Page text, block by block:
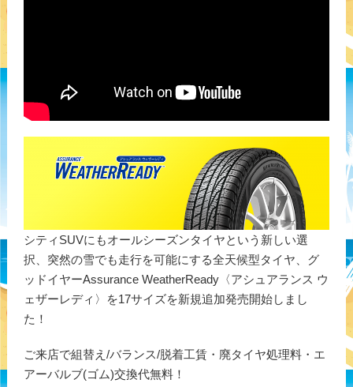
シティSUVにもオールシーズンタイヤという新しい選
択、突然の雪でも走行を可能にする全天候型タイヤ、グ
ッドイヤーAssurance WeatherReady〈アシュアランス ウ
ェザーレディ〉を17サイズを新規追加発売開始しまし
た！
ご来店で組替え/バランス/脱着工賃・廃タイヤ処理料・エ
アーバルブ(ゴム)交換代無料！